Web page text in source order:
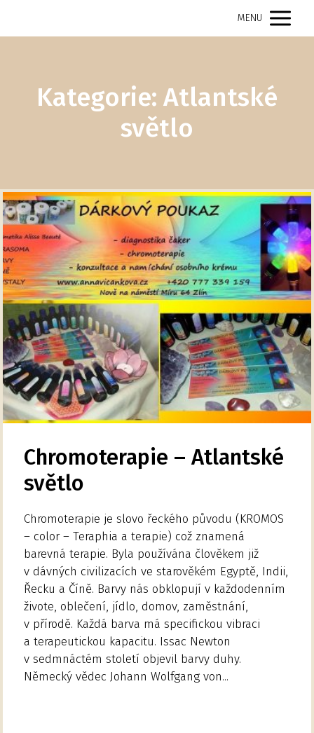
MENU
Kategorie: Atlantské
světlo
Chromoterapie – Atlantské
světlo
Chromoterapie je slovo řeckého původu (KROMOS
– color – Teraphia a terapie) což znamená
barevná terapie. Byla používána člověkem již
v dávných civilizacích ve starověkém Egyptě, Indii,
Řecku a Číně. Barvy nás obklopují v každodenním
živote, oblečení, jídlo, domov, zaměstnání,
v přírodě. Každá barva má specifickou vibraci
a terapeutickou kapacitu. Issac Newton
v sedmnáctém století objevil barvy duhy.
Německý vědec Johann Wolfgang von...